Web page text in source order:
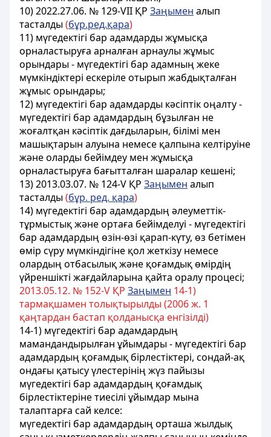
10) 2022.27.06. № 129-VII ҚР Заңымен алып
тасталды(бұр.ред.қара)
11) мүгедектігі бар адамдарды жұмысқа
орналастыруға арналған арнаулы жұмыс
орындары - мүгедектігі бар адамның жеке
мүмкiндiктерi ескерiле отырып жабдықталған
жұмыс орындары;
12) мүгедектігі бар адамдарды кәсiптiк оңалту -
мүгедектігі бар адамдардың бұзылған не
жоғалтқан кәсiптiк дағдыларын, білімi мен
машықтарын алуына немесе қалпына келтiруiне
және оларды бейiмдеу мен жұмысқа
орналастыруға бағытталған шаралар кешенi;
13) 2013.03.07. № 124-V ҚР Заңымен алып
тасталды(бұр. ред. қара)
14) мүгедектігі бар адамдардың әлеуметтiк-
тұрмыстық және ортаға бейiмделуi - мүгедектігі
бар адамдардың өзiн-өзi қарап-күту, өз бетiмен
өмiр сүру мүмкiндiгiне қол жеткiзу немесе
олардың отбасылық және қоғамдық өмiрдiң
үйреншiктi жағдайларына қайта оралу процесi;
2013.05.12. № 152-V ҚР Заңымен 14-1)
тармақшамен толықтырылды (2006 ж. 1
қаңтардан бастап қолданысқа енгізілді)
14-1) мүгедектігі бар адамдардың
мамандандырылған ұйымдары - мүгедектігі бар
адамдардың қоғамдық бірлестіктері, сондай-ақ
ондағы қатысу үлестерінің жүз пайызы
мүгедектігі бар адамдардың қоғамдық
бірлестіктеріне тиесілі ұйымдар мына
талаптарға сай келсе:
мүгедектігі бар адамдардың орташа жылдық